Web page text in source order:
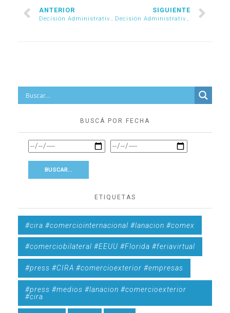
ANTERIOR
Decisión Administrativa 876/2020
SIGUIENTE
Decisión Administrativa 887/2020
BUSCÁ POR FECHA
ETIQUETAS
#cira #comerciointernacional #lanacion #comex
#comerciobilateral #EEUU #Florida #feriavirtual
#press #CIRA #comercioexterior #empresas
#press #medios #lanacion #comercioexterior
#cira